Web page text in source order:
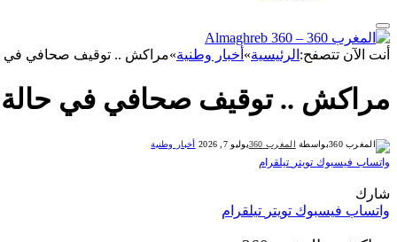
أنت الآن تتصفح: الرئيسية» أخبار وطنية»مراكش .. توقيف صحافي في
مراكش .. توقيف صحافي في
بواسطة المغرب 360 يوليو 7, 2026 أخبار وطنية
واتساب فيسبوك تويتر تيلقرام
شارك
واتساب فيسبوك تويتر تيلقرام